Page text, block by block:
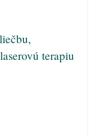
terapiu